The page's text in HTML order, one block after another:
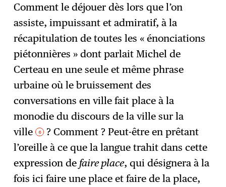
Comment le déjouer dès lors que l’on
assiste, impuissant et admiratif, à la
récapitulation de toutes les « énonciations
piétonnières » dont parlait Michel de
Certeau en une seule et même phrase
urbaine où le bruissement des
conversations en ville fait place à la
monodie du discours de la ville sur la
ville 6
? Comment ? Peut-être en prêtant
l’oreille à ce que la langue trahit dans cette
expression de faire place, qui désignera à la
fois ici faire une place et faire de la place,